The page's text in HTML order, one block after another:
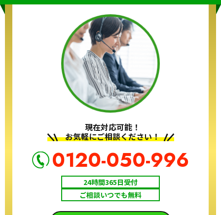
現在対応可能！
お気軽にご相談ください！
0120-050-996
24時間365日受付
ご相談いつでも無料